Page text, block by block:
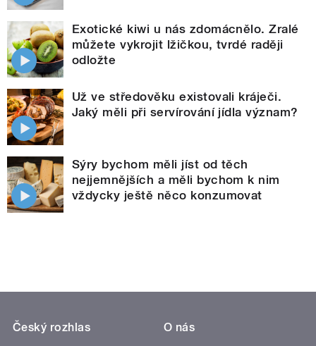
Exotické kiwi u nás zdomácnělo. Zralé
můžete vykrojit lžičkou, tvrdé raději
odložte
Už ve středověku existovali kráječi.
Jaký měli při servírování jídla význam?
Sýry bychom měli jíst od těch
nejjemnějších a měli bychom k nim
vždycky ještě něco konzumovat
Český rozhlas
O nás